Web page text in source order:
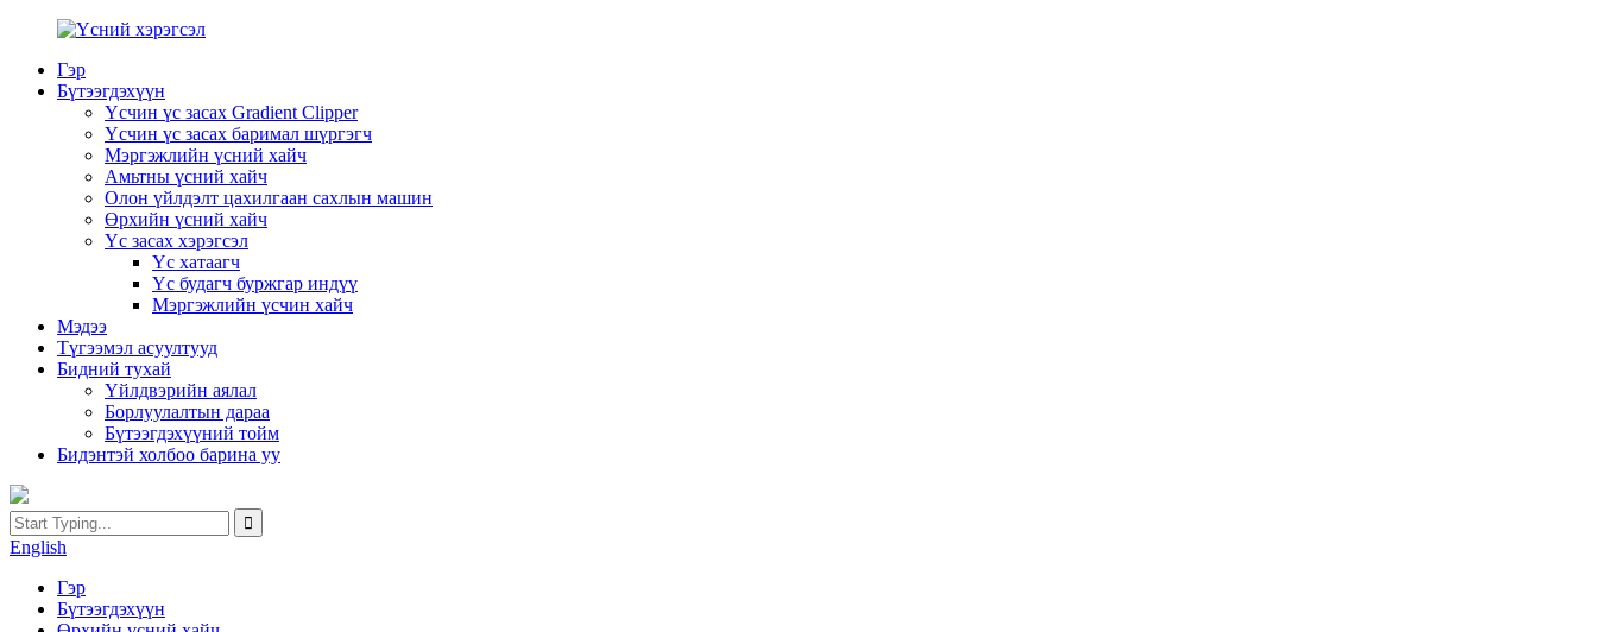
Гэр
Бүтээгдэхүүн
Үсчин үс засах Gradient Clipper
Үсчин үс засах баримал шүргэгч
Мэргэжлийн үсний хайч
Амьтны үсний хайч
Олон үйлдэлт цахилгаан сахлын машин
Өрхийн үсний хайч
Үс засах хэрэгсэл
Үс хатаагч
Үс будагч буржгар индүү
Мэргэжлийн үсчин хайч
Мэдээ
Түгээмэл асуултууд
Бидний тухай
Үйлдвэрийн аялал
Борлуулалтын дараа
Бүтээгдэхүүний тойм
Бидэнтэй холбоо барина уу
English
Гэр
Бүтээгдэхүүн